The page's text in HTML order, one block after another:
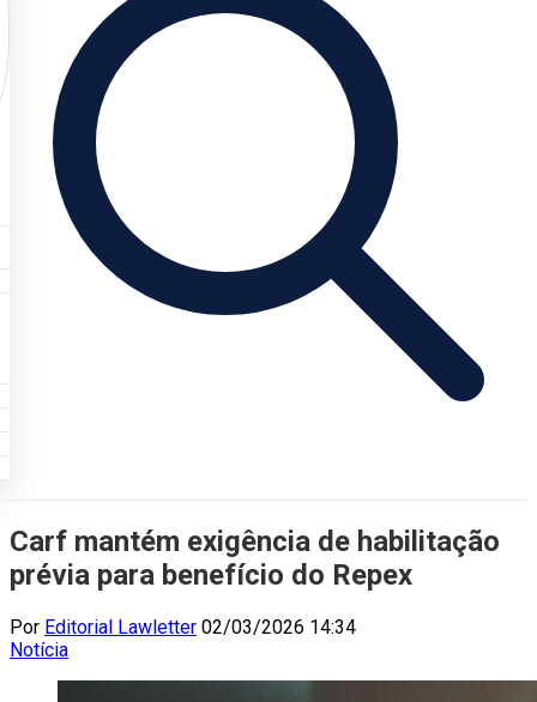
Carf mantém exigência de habilitação
prévia para benefício do Repex
Por Editorial Lawletter 02/03/2026 14:34
Notícia